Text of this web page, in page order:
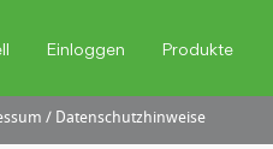
Einloggen Produkte
/ Datenschutzhinweise